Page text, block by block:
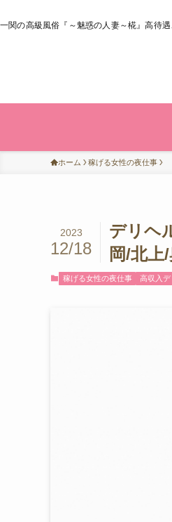
一関の高級風俗『～魅惑の人妻～椛』高待
ホーム 稼げる女性の夜仕事
デリヘ
岡/北上/
2023
12/18
稼げる女性の夜仕事 高収入